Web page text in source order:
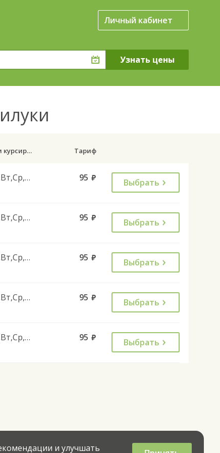
Личный кабинет
Дни курсирования Тариф
Пн,Вт,Ср,Чт,Пт 95 руб. Выбрать
Пн,Вт,Ср,Чт,Пт 95 руб. Выбрать
Пн,Вт,Ср,Чт,Пт 95 руб. Выбрать
Пн,Вт,Ср,Чт,Пт 95 руб. Выбрать
Пн,Вт,Ср,Чт,Пт 95 руб. Выбрать
и улучшать